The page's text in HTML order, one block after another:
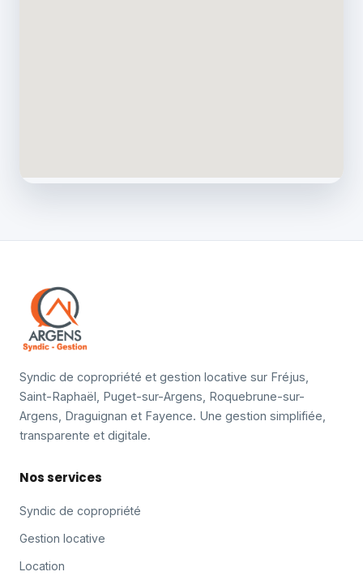
Syndic de copropriété et gestion locative sur Fréjus,
Saint-Raphaël, Puget-sur-Argens, Roquebrune-sur-
Argens, Draguignan et Fayence. Une gestion simplifiée,
transparente et digitale.
Nos services
Syndic de copropriété
Gestion locative
Location